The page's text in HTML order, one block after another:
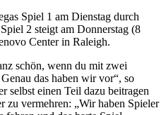
Spiel 1 am Dienstag durch
2 steigt am Donnerstag (8
Center in Raleigh.
schön, wenn du mit zwei
das haben wir vor“, so
selbst einen Teil dazu beitragen
zu vermehren: „Wir haben Spieler